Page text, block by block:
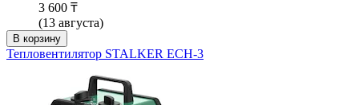
3 600 ₸
(13 августа)
В корзину
Тепловентилятор STALKER ECH-3